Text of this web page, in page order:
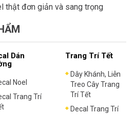
thật đơn giản và sang trọng
Dán
Noel
Trang Trí
Trang Trí Tết
Dây Khánh, Liễn
Treo Cây Trang
Trí Tết
Decal Trang Trí